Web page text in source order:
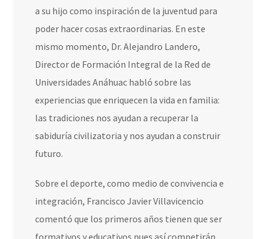
a su hijo como inspiración de la juventud para
poder hacer cosas extraordinarias. En este
mismo momento, Dr. Alejandro Landero,
Director de Formación Integral de la Red de
Universidades Anáhuac habló sobre las
experiencias que enriquecen la vida en familia:
las tradiciones nos ayudan a recuperar la
sabiduría civilizatoria y nos ayudan a construir
futuro.
Sobre el deporte, como medio de convivencia e
integración, Francisco Javier Villavicencio
comentó que los primeros años tienen que ser
formativos y educativos pues así competirán